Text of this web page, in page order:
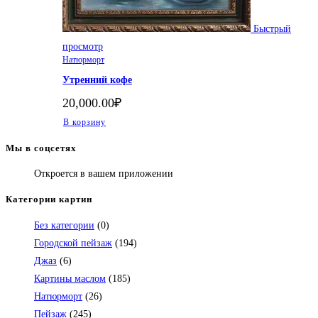
Быстрый
просмотр
Натюрморт
Утренний кофе
20,000.00₽
В корзину
Мы в соцсетях
Откроется в вашем приложении
Категории картин
Без категории (0)
Городской пейзаж (194)
Джаз (6)
Картины маслом (185)
Натюрморт (26)
Пейзаж (245)